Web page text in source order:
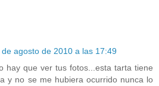
de agosto de 2010 a las 17:49
hay que ver tus fotos...esta tarta tiene
y no se me hubiera ocurrido nunca lo